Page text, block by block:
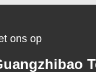
ons op